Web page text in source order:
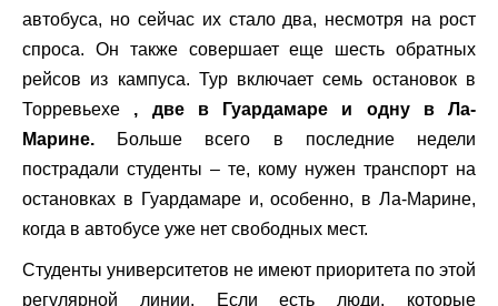
автобуса, но сейчас их стало два, несмотря на рост
спроса. Он также совершает еще шесть обратных
рейсов из кампуса. Тур включает семь остановок в
Торревьехе , две в Гуардамаре и одну в Ла-
Марине.
Больше всего в последние недели
пострадали студенты – те, кому нужен транспорт на
остановках в Гуардамаре и, особенно, в Ла-Марине,
когда в автобусе уже нет свободных мест.
Студенты университетов не имеют приоритета по этой
регулярной линии. Если есть люди, которые